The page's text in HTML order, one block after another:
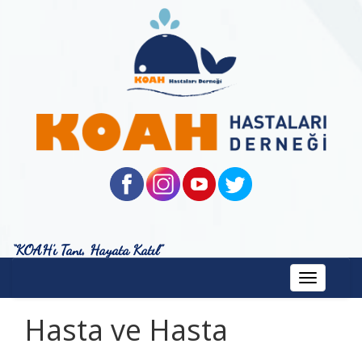
“KOAH’ı Tanı, Hayata Katıl”
Toggle
navigation
Hasta ve Hasta